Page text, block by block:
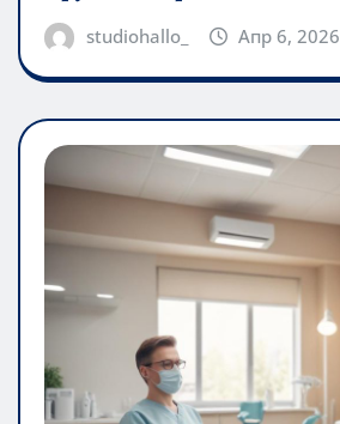
studiohallo_ Апр 6, 2026